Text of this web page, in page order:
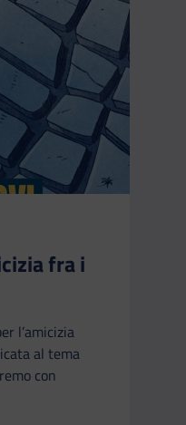
fra i
l’amicizia
al tema
con